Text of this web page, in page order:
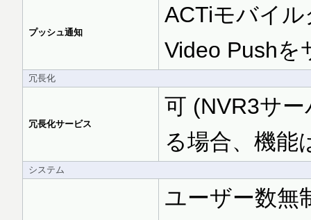
プッシュ通知
ACTiモバイ
Video Pushを
冗長化
冗長化サービス
可 (NVR3サ
る場合、機能
システム
ユーザー数無